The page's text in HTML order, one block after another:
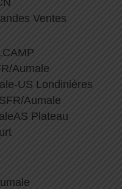
Ventes
Aumale
US Londinières
Aumale
Plateau